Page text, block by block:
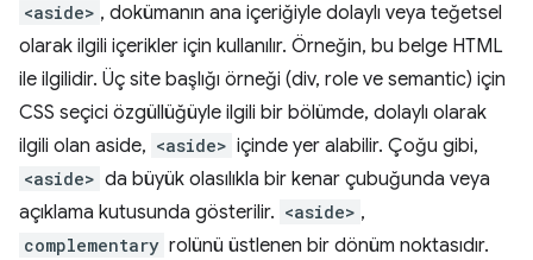
<aside> , dokümanın ana içeriğiyle dolaylı veya teğetsel
olarak ilgili içerikler için kullanılır. Örneğin, bu belge HTML
ile ilgilidir. Üç site başlığı örneği (div, role ve semantic) için
CSS seçici özgüllüğüyle ilgili bir bölümde, dolaylı olarak
ilgili olan aside, <aside> içinde yer alabilir. Çoğu gibi,
<aside> da büyük olasılıkla bir kenar çubuğunda veya
açıklama kutusunda gösterilir. <aside> ,
complementary rolünü üstlenen bir dönüm noktasıdır.